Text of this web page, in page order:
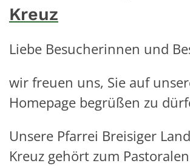
Kreuz
Liebe Besucherinnen und
wir freuen uns, Sie auf
Homepage begrüßen zu
Unsere Pfarrei Breisiger
Kreuz gehört zum